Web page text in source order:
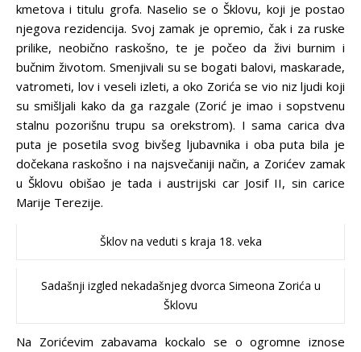
kmetova i titulu grofa. Naselio se o Šklovu, koji je postao
njegova rezidencija. Svoj zamak je opremio, čak i za ruske
prilike, neobično raskošno, te je počeo da živi burnim i
bučnim životom. Smenjivali su se bogati balovi, maskarade,
vatrometi, lov i veseli izleti, a oko Zorića se vio niz ljudi koji
su smišljali kako da ga razgale (Zorić je imao i sopstvenu
stalnu pozorišnu trupu sa orekstrom). I sama carica dva
puta je posetila svog bivšeg ljubavnika i oba puta bila je
dočekana raskošno i na najsvečaniji način, a Zorićev zamak
u Šklovu obišao je tada i austrijski car Josif II, sin carice
Marije Terezije.
Šklov na veduti s kraja 18. veka
Sadašnji izgled nekadašnjeg dvorca Simeona Zorića u
Šklovu
Na Zorićevim zabavama kockalo se o ogromne iznose